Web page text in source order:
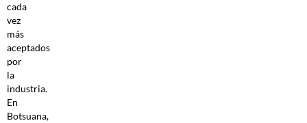
cada
vez
más
aceptados
por
la
industria.
En
Botsuana,